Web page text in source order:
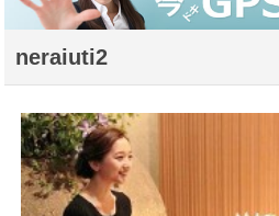
neraiuti2